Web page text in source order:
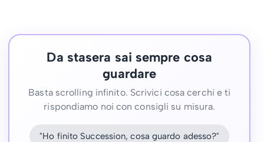
Da stasera sai sempre cosa
guardare
Basta scrolling infinito. Scrivici cosa cerchi e ti
rispondiamo noi con consigli su misura.
"Ho finito Succession, cosa guardo adesso?"